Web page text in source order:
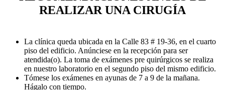
REALIZAR UNA CIRUGÍA
La clínica queda ubicada en la Calle 83 # 19-36, en el cuarto
piso del edificio. Anúnciese en la recepción para ser
atendida(o). La toma de exámenes pre quirúrgicos se realiza
en nuestro laboratorio en el segundo piso del mismo edificio.
Tómese los exámenes en ayunas de 7 a 9 de la mañana.
Hágalo con tiempo.